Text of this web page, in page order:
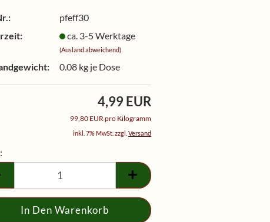
pfeff30
ca. 3-5 Werktage
(Ausland abweichend)
0.08kg je Dose
4,99 EUR
99,80 EUR pro Kilogramm
inkl. 7% MwSt. zzgl. Versand